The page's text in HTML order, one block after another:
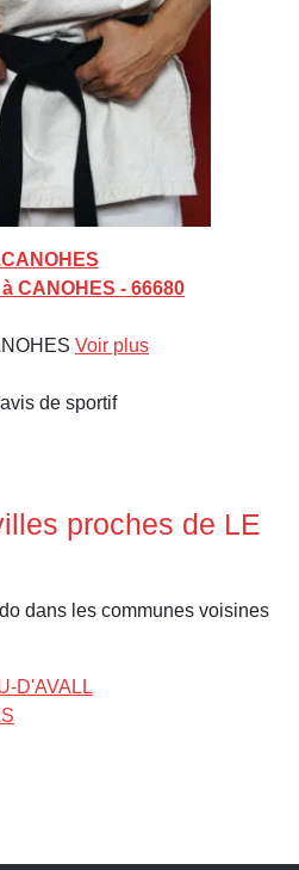
CANOHES - 66680
Voir plus
de sportif
proches de LE
dans les communes voisines
D'AVALL